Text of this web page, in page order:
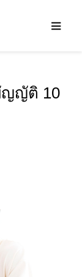
ญญัติ 10